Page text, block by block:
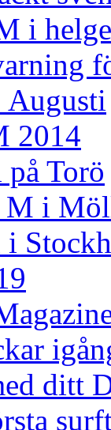
i
Augusti
2014
Torö
M i
ditt